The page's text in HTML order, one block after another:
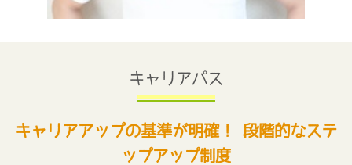
キャリアパス
キャリアアップの基準が明確！ 段階的なステ
ップアップ制度